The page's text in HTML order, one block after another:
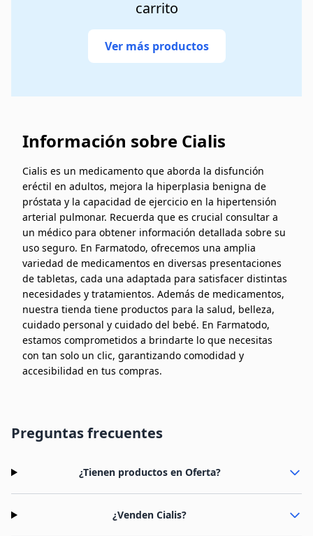
carrito
Ver más productos
Información sobre Cialis
Cialis es un medicamento que aborda la disfunción
eréctil en adultos, mejora la hiperplasia benigna de
próstata y la capacidad de ejercicio en la hipertensión
arterial pulmonar. Recuerda que es crucial consultar a
un médico para obtener información detallada sobre su
uso seguro. En Farmatodo, ofrecemos una amplia
variedad de medicamentos en diversas presentaciones
de tabletas, cada una adaptada para satisfacer distintas
necesidades y tratamientos. Además de medicamentos,
nuestra tienda tiene productos para la salud, belleza,
cuidado personal y cuidado del bebé. En Farmatodo,
estamos comprometidos a brindarte lo que necesitas
con tan solo un clic, garantizando comodidad y
accesibilidad en tus compras.
Preguntas frecuentes
¿Tienen productos en Oferta?
¿Venden Cialis?